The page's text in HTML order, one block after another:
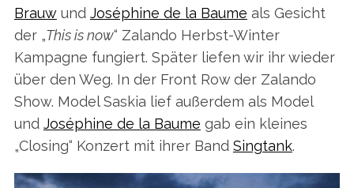
Brauwund Joséphine de la Baume als Gesicht
der „This is now“ Zalando Herbst-Winter
Kampagne fungiert. Später liefen wir ihr wieder
über den Weg. In der Front Row der Zalando
Show. Model Saskia lief außerdem als Model
und Joséphine de la Baume gab ein kleines
„Closing“ Konzert mit ihrer Band Singtank.